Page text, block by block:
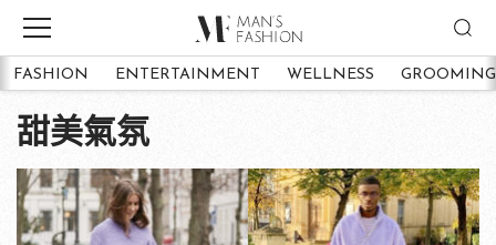
FASHION ENTERTAINMENT WELLNESS GROOMING
甜美氣氛